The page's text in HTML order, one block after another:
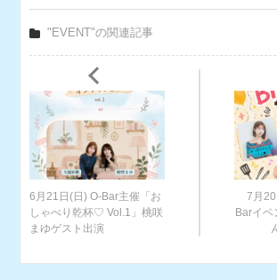
"EVENT"の関連記事
6月21日(日) O-Bar主催「お
しゃべり乾杯♡ Vol.1」桃咲
まゆゲスト出演
7月
Barイ